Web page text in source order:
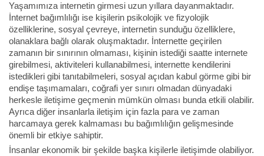
Yaşamımıza internetin girmesi uzun yıllara dayanmaktadır.
İnternet bağımlılığı ise kişilerin psikolojik ve fizyolojik
özelliklerine, sosyal çevreye, internetin sunduğu özelliklere,
olanaklara bağlı olarak oluşmaktadır. İnternette geçirilen
zamanın bir sınırının olmaması, kişinin istediği saatte internete
girebilmesi, aktiviteleri kullanabilmesi, internette kendilerini
istedikleri gibi tanıtabilmeleri, sosyal açıdan kabul görme gibi bir
endişe taşımamaları, coğrafi yer sınırı olmadan dünyadaki
herkesle iletişime geçmenin mümkün olması bunda etkili olabilir.
Ayrıca diğer insanlarla iletişim için fazla para ve zaman
harcamaya gerek kalmaması bu bağımlılığın gelişmesinde
önemli bir etkiye sahiptir.
İnsanlar ekonomik bir şekilde başka kişilerle iletişimde olabiliyor.